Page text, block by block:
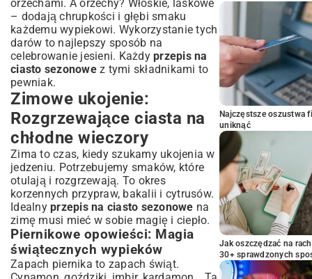
orzechami. A orzechy? Włoskie, laskowe
– dodają chrupkości i głębi smaku
każdemu wypiekowi. Wykorzystanie tych
darów to najlepszy sposób na
celebrowanie jesieni. Każdy przepis na
ciasto sezonowez tymi składnikami to
pewniak.
Zimowe ukojenie:
Rozgrzewające ciasta na
chłodne wieczory
Zima to czas, kiedy szukamy ukojenia w
jedzeniu. Potrzebujemy smaków, które
otulają i rozgrzewają. To okres
korzennych przypraw, bakalii i cytrusów.
Idealny przepis na ciasto sezonowe na
zimę musi mieć w sobie magię i ciepło.
Piernikowe opowieści: Magia
świątecznych wypieków
Zapach piernika to zapach świąt.
Najczęstsze oszustwa
uniknąć
Jak oszczędzać na
30+ sprawdzonych